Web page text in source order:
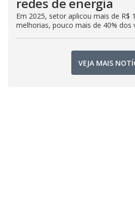
Em 2025, setor aplicou mais de R$
melhorias, pouco mais de 40% dos
VEJA MAIS